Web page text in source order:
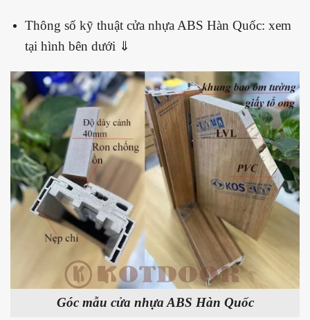
Thông số kỹ thuật cửa nhựa ABS Hàn Quốc: xem
tại hình bên dưới ⇓
Góc mẫu cửa nhựa ABS Hàn Quốc